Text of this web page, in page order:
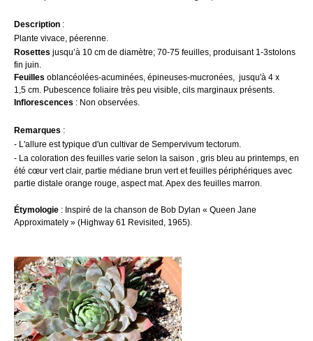
Description :
Plante vivace, péerenne.
Rosettes jusqu’à 10 cm de diamètre; 70-75 feuilles, produisant 1-3stolons
fin juin.
Feuilles oblancéolées-acuminées, épineuses-mucronées, jusqu'à 4 x
1,5 cm. Pubescence foliaire très peu visible, cils marginaux présents.
Inflorescences : Non observées.
Remarques :
- L'allure est typique d'un cultivar de Sempervivum tectorum.
- La coloration des feuilles varie selon la saison , gris bleu au printemps, en
été cœur vert clair, partie médiane brun vert et feuilles périphériques avec
partie distale orange rouge, aspect mat. Apex des feuilles marron.
Étymologie : Inspiré de la chanson de Bob Dylan « Queen Jane
Approximately » (Highway 61 Revisited , 1965).